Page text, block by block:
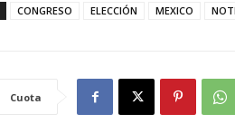
CONGRESO ELECCIÓN MEXICO
Cuota